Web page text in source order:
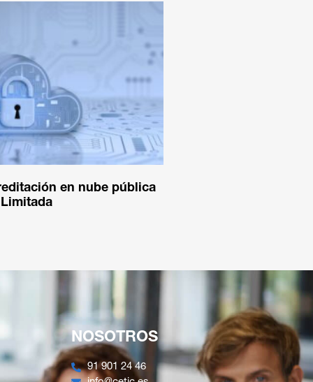
en nube pública
NOSOTROS
91 901 24 46